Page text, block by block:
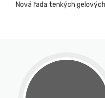
Nová řada tenkých